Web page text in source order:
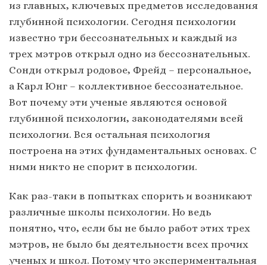
из главных, ключевых предметов исследования
глубинной психологии. Сегодня психологии
известно три бессознательных и каждый из
трех мэтров открыл одно из бессознательных.
Сонди открыл родовое, Фрейд – персональное,
а Карл Юнг – коллективное бессознательное.
Вот почему эти ученые являются основой
глубинной психологии, законодателями всей
психологии. Вся остальная психология
построена на этих фундаментальных основах. С
ними никто не спорит в психологии.
Как раз-таки в попытках спорить и возникают
различные школы психологии. Но ведь
понятно, что, если бы не было работ этих трех
мэтров, не было бы деятельности всех прочих
ученых и школ. Потому что экспериментальная